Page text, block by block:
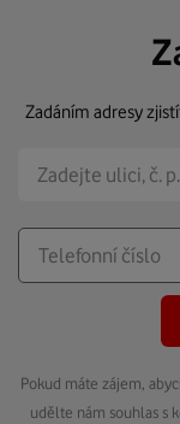
Zadáním adresy
Pokud máte zájem,
udělte nám souhlas s